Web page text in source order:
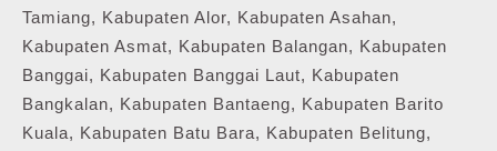
Tamiang, Kabupaten Alor, Kabupaten Asahan,
Kabupaten Asmat, Kabupaten Balangan, Kabupaten
Banggai, Kabupaten Banggai Laut, Kabupaten
Bangkalan, Kabupaten Bantaeng, Kabupaten Barito
Kuala, Kabupaten Batu Bara, Kabupaten Belitung,